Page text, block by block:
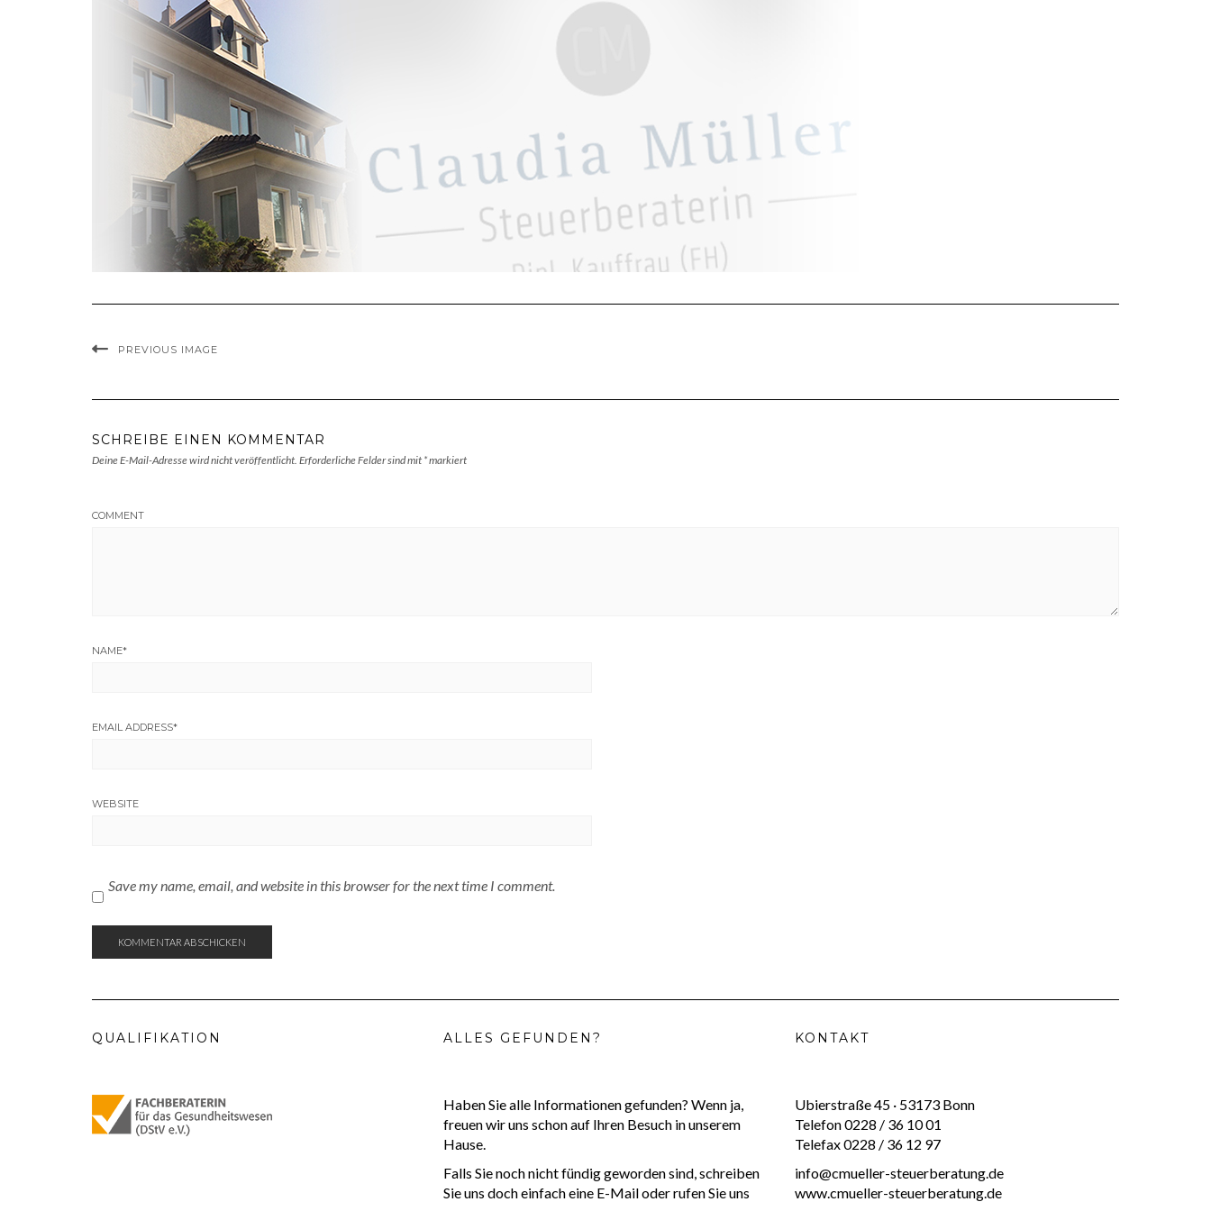
PREVIOUS IMAGE
SCHREIBE EINEN KOMMENTAR
Deine E-Mail-Adresse wird nicht veröffentlicht. Erforderliche Felder sind mit *markiert
COMMENT
NAME*
EMAIL ADDRESS*
WEBSITE
Save my name, email, and website in this browser for the next time I comment.
QUALIFIKATION ALLES GEFUNDEN?
Haben Sie alle Informationen gefunden? Wenn ja,
freuen wir uns schon auf Ihren Besuch in unserem
Hause.
Falls Sie noch nicht fündig geworden sind, schreiben
Sie uns doch einfach eine E-Mail oder rufen Sie uns
KONTAKT
Ubierstraße 45 · 53173 Bonn
Telefon 0228 / 36 10 01
Telefax 0228 / 36 12 97
info@cmueller-steuerberatung.de
www.cmueller-steuerberatung.de